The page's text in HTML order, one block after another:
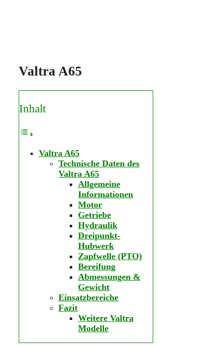
Valtra A65
Inhalt
Valtra A65
Technische Daten des
Valtra A65
Allgemeine
Informationen
Motor
Getriebe
Hydraulik
Dreipunkt-
Hubwerk
Zapfwelle (PTO)
Bereifung
Abmessungen &
Gewicht
Einsatzbereiche
Fazit
Weitere Valtra
Modelle